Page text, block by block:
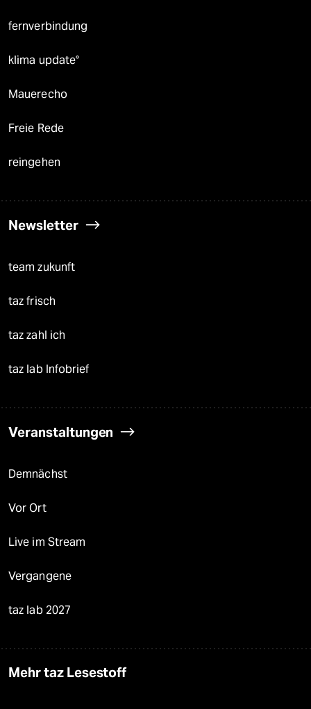
fernverbindung
klima update°
Mauerecho
Freie Rede
reingehen
Newsletter
team zukunft
taz frisch
taz zahl ich
taz lab Infobrief
Veranstaltungen
Demnächst
Vor Ort
Live im Stream
Vergangene
taz lab 2027
Mehr taz Lesestoff